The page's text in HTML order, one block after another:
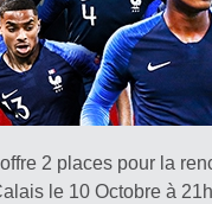
2 places pour la
le 10 Octobre à 21h